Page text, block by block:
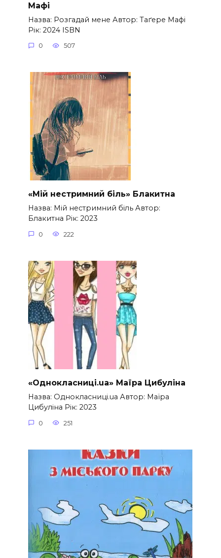
Мафі
Назва: Розгадай мене Автор: Таґере Мафі
Рік: 2024 ISBN
0 507
«Мій нестримний біль» Блакитна
Назва: Мій нестримний біль Автор:
Блакитна Рік: 2023
0 222
«Однокласниці.ua» Маїра Цибуліна
Назва: Однокласниці.ua Автор: Маїра
Цибуліна Рік: 2023
0 251